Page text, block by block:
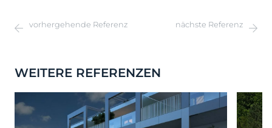
vorhergehende Referenz nächste Referenz
WEITERE REFERENZEN